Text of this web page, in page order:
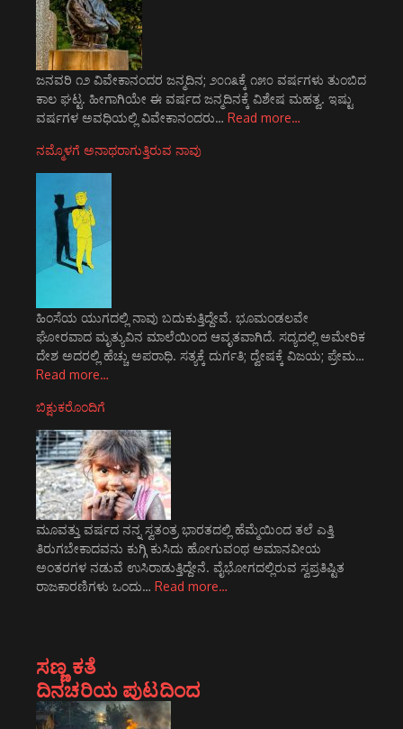
ಜನವರಿ ೧೨ ವಿವೇಕಾನಂದರ ಜನ್ಮದಿನ; ೨೦೧೩ಕ್ಕೆ ೧೫೦ ವರ್ಷಗಳು ತುಂಬಿದ
ಕಾಲ ಘಟ್ಟ. ಹೀಗಾಗಿಯೇ ಈ ವರ್ಷದ ಜನ್ಮದಿನಕ್ಕೆ ವಿಶೇಷ ಮಹತ್ವ. ಇಷ್ಟು
ವರ್ಷಗಳ ಅವಧಿಯಲ್ಲಿ ವಿವೇಕಾನಂದರು… Read more…
ನಮ್ಮೊಳಗೆ ಅನಾಥರಾಗುತ್ತಿರುವ ನಾವು
ಹಿಂಸೆಯ ಯುಗದಲ್ಲಿ ನಾವು ಬದುಕುತ್ತಿದ್ದೇವೆ. ಭೂಮಂಡಲವೇ
ಘೋರವಾದ ಮೃತ್ಯುವಿನ ಮಾಲೆಯಿಂದ ಆವೃತವಾಗಿದೆ. ಸದ್ಯದಲ್ಲಿ ಅಮೇರಿಕ
ದೇಶ ಅದರಲ್ಲಿ ಹೆಚ್ಚು ಅಪರಾಧಿ. ಸತ್ಯಕ್ಕೆ ದುರ್ಗತಿ; ದ್ವೇಷಕ್ಕೆ ವಿಜಯ; ಪ್ರೇಮ…
Read more…
ಬಿಕ್ಷುಕರೊಂದಿಗೆ
ಮೂವತ್ತು ವರ್ಷದ ನನ್ನ ಸ್ವತಂತ್ರ ಭಾರತದಲ್ಲಿ ಹೆಮ್ಮೆಯಿಂದ ತಲೆ ಎತ್ತಿ
ತಿರುಗಬೇಕಾದವನು ಕುಗ್ಗಿ ಕುಸಿದು ಹೋಗುವಂಥ ಅಮಾನವೀಯ
ಅಂತರಗಳ ನಡುವೆ ಉಸಿರಾಡುತ್ತಿದ್ದೇನೆ. ವೈಭೋಗದಲ್ಲಿರುವ ಸ್ವಪ್ರತಿಷ್ಟಿತ
ರಾಜಕಾರಣಿಗಳು ಒಂದು… Read more…
ಸಣ್ಣ ಕತೆ
ದಿನಚರಿಯ ಪುಟದಿಂದ